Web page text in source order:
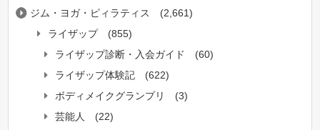
ジム・ヨガ・ピィラティス
(2,661)
ライザップ
(855)
ライザップ診断・入会ガイド
(60)
ライザップ体験記
(622)
ボディメイクグランプリ
(3)
芸能人
(22)